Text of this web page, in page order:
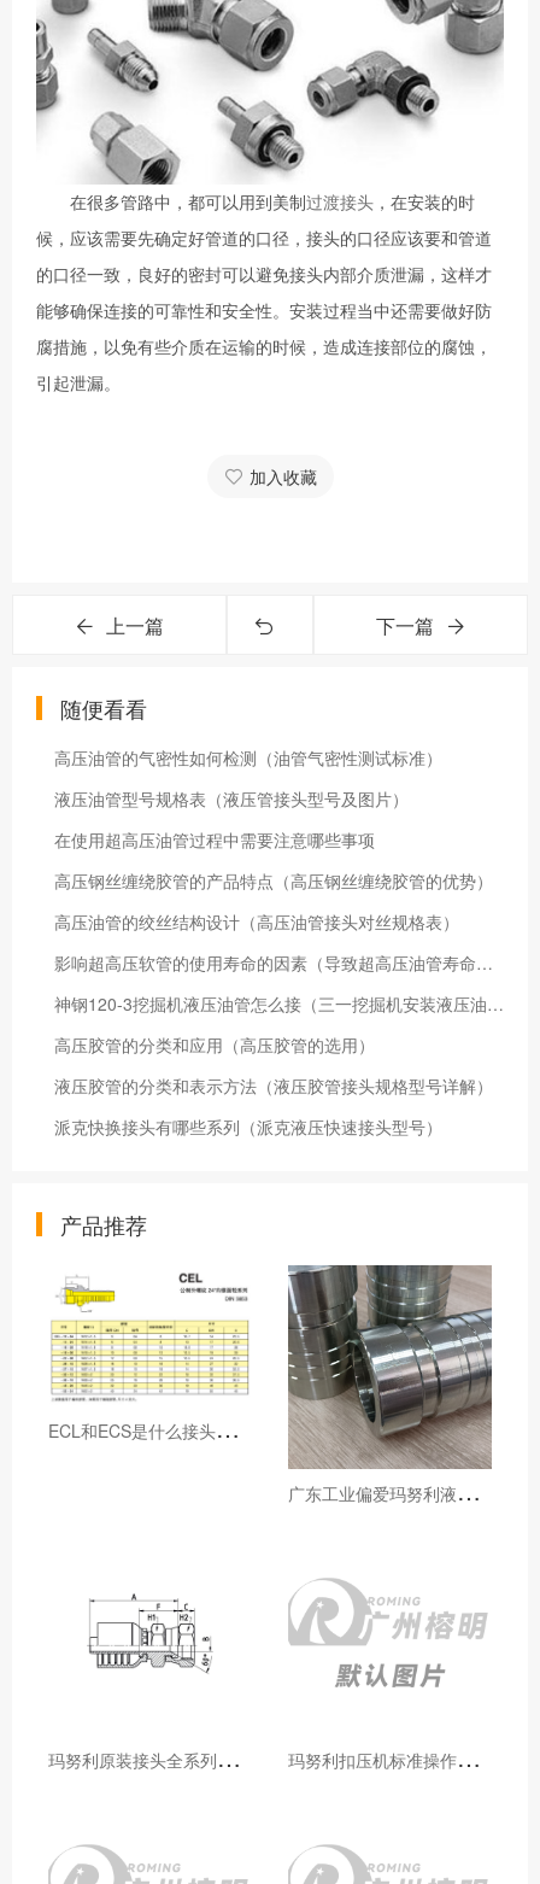
在很多管路中，都可以用到美制过渡接头 ，在安装的时
候，应该需要先确定好管道的口径，接头的口径应该要和管道
的口径一致，良好的密封可以避免接头内部介质泄漏，这样才
能够确保连接的可靠性和安全性。安装过程当中还需要做好防
腐措施，以免有些介质在运输的时候，造成连接部位的腐蚀，
引起泄漏。
加入收藏
上一篇 下一篇
随便看看
高压油管的气密性如何检测（油管气密性测试标准）
液压油管型号规格表（液压管接头型号及图片）
在使用超高压油管过程中需要注意哪些事项
高压钢丝缠绕胶管的产品特点（高压钢丝缠绕胶管的优势）
高压油管的绞丝结构设计（高压油管接头对丝规格表）
影响超高压软管的使用寿命的因素（导致超高压油管寿命缩短的三个原因）
神钢120-3挖掘机液压油管怎么接（三一挖掘机安装液压油管操作方法）
高压胶管的分类和应用（高压胶管的选用）
液压胶管的分类和表示方法（液压胶管接头规格型号详解）
派克快换接头有哪些系列（派克液压快速接头型号）
产品推荐
E
CL和ECS是什么接头，用于什么胶管或管件
广
东工业偏爱玛努利液压产品的五大原因（代理深度分析）
玛
努利原装接头全系列型号解析：广州客户选型必备指南 玛
努利扣压机标准操作流程：广州代理手把手教学（新手也能学会）